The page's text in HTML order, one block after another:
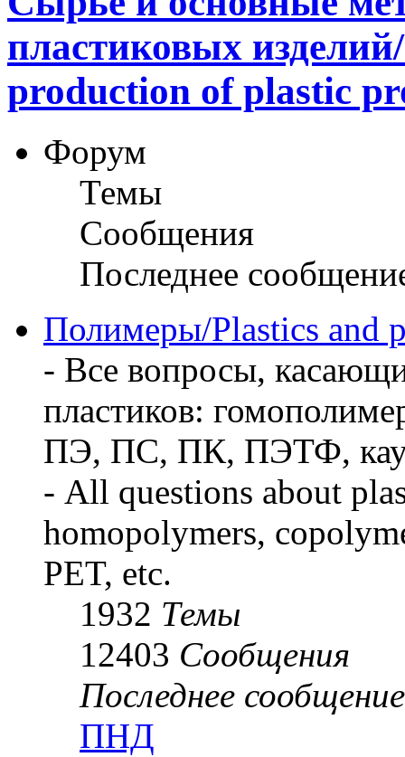
пластиковых
production of plastic
Форум
Темы
Сообщения
Последнее
Полимеры/Plastics and
- Все вопросы,
пластиков:
ПЭ, ПС, ПК, ПЭТФ,
- All questions about
homopolymers,
PET, etc.
1932 Темы
12403 Сообщения
Последнее сообщение
ПНД